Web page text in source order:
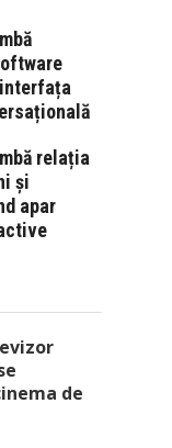
relația
și
apar
de